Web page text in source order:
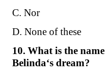
C. Nor
D. None of these
10. What is the
Belinda‘s dream?